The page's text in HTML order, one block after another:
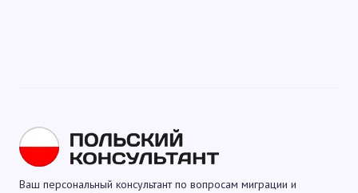
Ваш персональный консультант по вопросам миграции и